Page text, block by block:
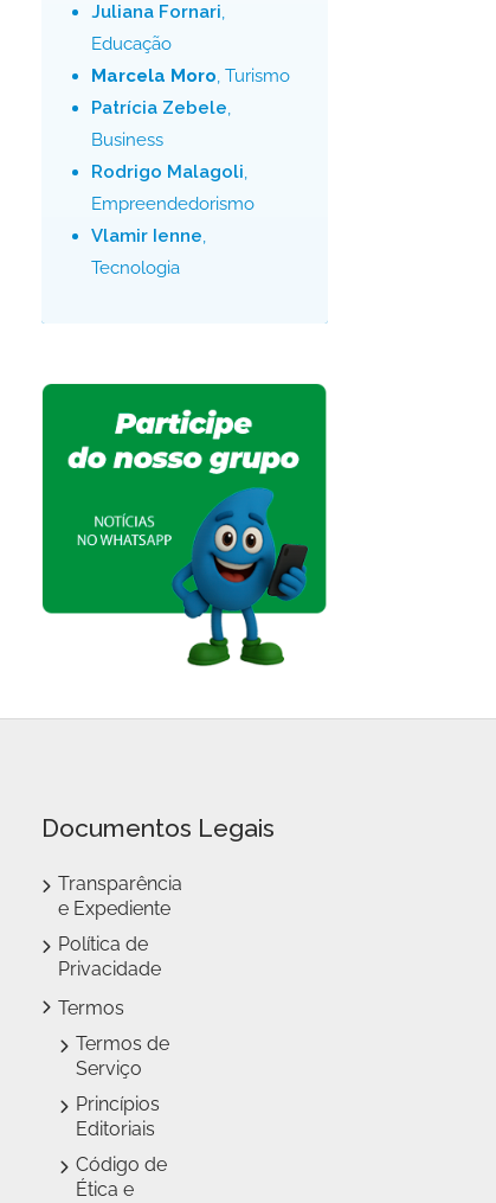
Juliana Fornari,
Educação
Marcela Moro, Turismo
Patrícia Zebele,
Business
Rodrigo Malagoli,
Empreendedorismo
Vlamir Ienne,
Tecnologia
Documentos Legais
Transparência
e Expediente
Política de
Privacidade
Termos
Termos de
Serviço
Princípios
Editoriais
Código de
Ética e